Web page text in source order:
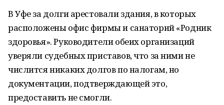
В Уфе за долги арестовали здания, в которых
расположены офис фирмы и санаторий «Родник
здоровья». Руководители обеих организаций
уверяли судебных приставов, что за ними не
числится никаких долгов по налогам, но
документации, подтверждающей это,
предоставить не смогли.